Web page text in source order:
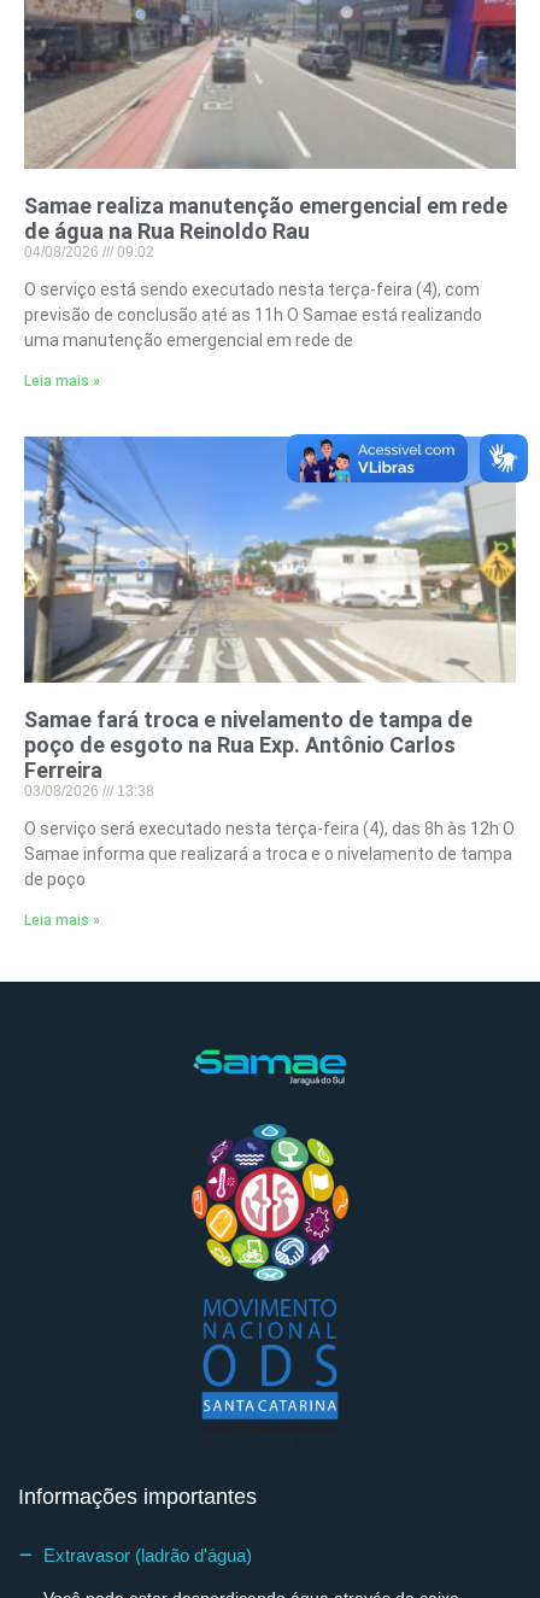
Samae realiza manutenção emergencial em rede
de água na Rua Reinoldo Rau
04/08/2026 09:02
O serviço está sendo executado nesta terça-feira (4), com
previsão de conclusão até as 11h O Samae está realizando
uma manutenção emergencial em rede de
Leia mais »
Samae fará troca e nivelamento de tampa de
poço de esgoto na Rua Exp. Antônio Carlos
Ferreira
03/08/2026 13:38
O serviço será executado nesta terça-feira (4), das 8h às 12h O
Samae informa que realizará a troca e o nivelamento de tampa
de poço
Leia mais »
Informações importantes
Extravasor (ladrão d'água)